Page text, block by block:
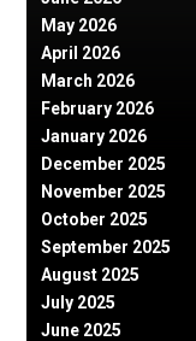
May 2026
April 2026
March 2026
February 2026
January 2026
December 2025
November 2025
October 2025
September 2025
August 2025
July 2025
June 2025